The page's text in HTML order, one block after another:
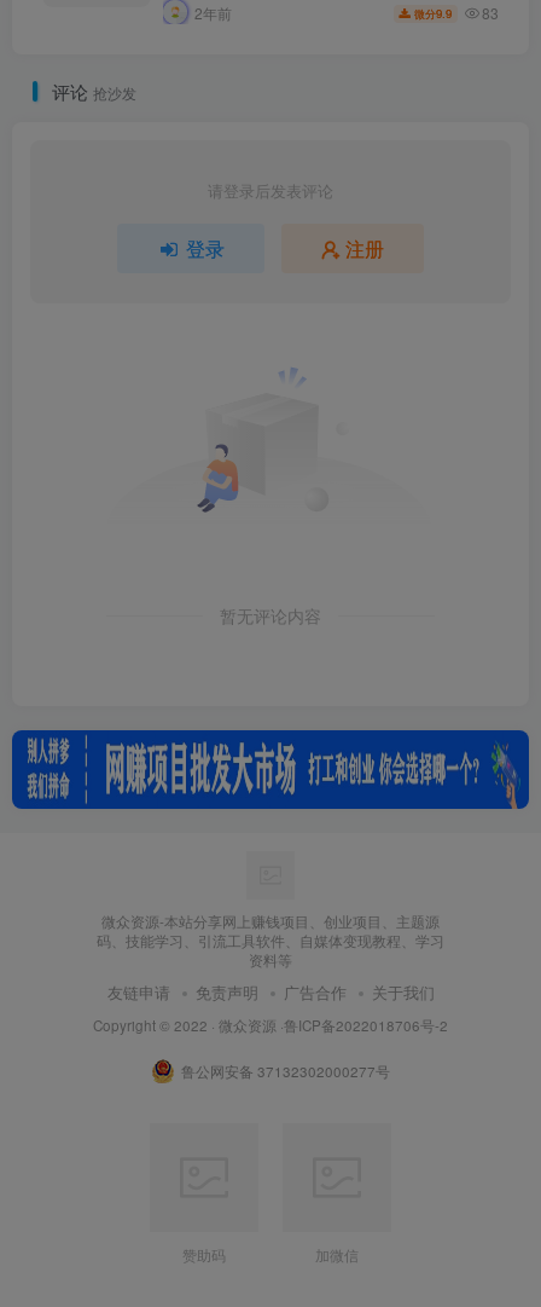
2年前 微分9.9 83
评论 抢沙发
请登录后发表评论
登录 注册
暂无评论内容
微众资源-本站分享网上赚钱项目、创业项目、主题源
码、技能学习、引流工具软件、自媒体变现教程、学习
资料等
友链申请 免责声明 广告合作 关于我们
Copyright © 2022 · 微众资源 ·鲁ICP备2022018706号-2
鲁公网安备 37132302000277号
赞助码 加微信